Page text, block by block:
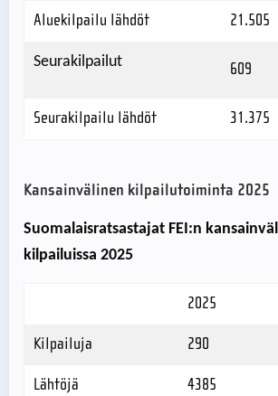
Aluekilpailu lähdöt 21.505
Seurakilpailut 609
Seurakilpailu lähdöt 31.375
Kansainvälinen kilpailutoiminta 2025
Suomalaisratsastajat FEI:n
kilpailuissa 2025
2025
Kilpailuja 290
Lähtöjä 4385